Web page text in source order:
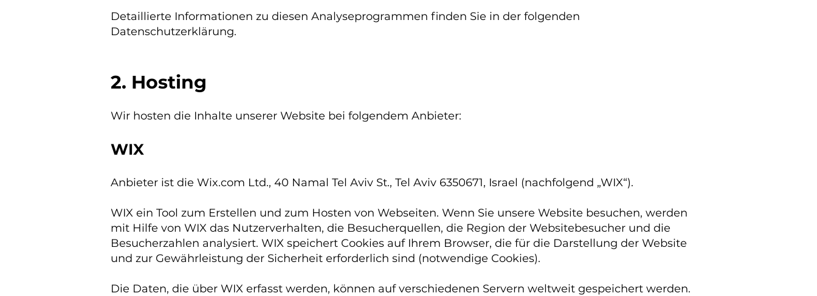
Detaillierte Informationen zu diesen Analyseprogrammen finden Sie in der folgenden
Datenschutzerklärung.
2. Hosting
Wir hosten die Inhalte unserer Website bei folgendem Anbieter:
WIX
Anbieter ist die Wix.com Ltd., 40 Namal Tel Aviv St., Tel Aviv 6350671, Israel (nachfolgend „WIX“).
WIX ein Tool zum Erstellen und zum Hosten von Webseiten. Wenn Sie unsere Website besuchen, werden
mit Hilfe von WIX das Nutzerverhalten, die Besucherquellen, die Region der Websitebesucher und die
Besucherzahlen analysiert. WIX speichert Cookies auf Ihrem Browser, die für die Darstellung der Website
und zur Gewährleistung der Sicherheit erforderlich sind (notwendige Cookies).
Die Daten, die über WIX erfasst werden, können auf verschiedenen Servern weltweit gespeichert werden.